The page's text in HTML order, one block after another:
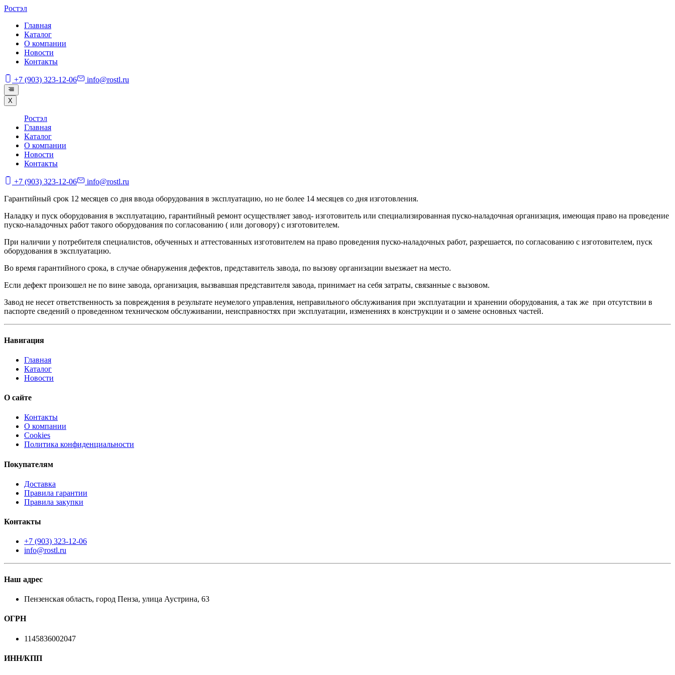
Ростэл
Главная
Каталог
О компании
Новости
Контакты
+7 (903) 323-12-06 info@rostl.ru
X
Ростэл
Главная
Каталог
О компании
Новости
Контакты
+7 (903) 323-12-06
info@rostl.ru
Гарантийный срок 12 месяцев со дня ввода оборудования в эксплуатацию, но не более 14 месяцев со дня изготовления.
Наладку и пуск оборудования в эксплуатацию, гарантийный ремонт осуществляет завод- изготовитель или специализированная пуско-наладочная организация, имеющая право на проведение
пуско-наладочных работ такого оборудования по согласованию ( или договору) с изготовителем.
При наличии у потребителя специалистов, обученных и аттестованных изготовителем на право проведения пуско-наладочных работ, разрешается, по согласованию с изготовителем, пуск
оборудования в эксплуатацию.
Во время гарантийного срока, в случае обнаружения дефектов, представитель завода, по вызову организации выезжает на место.
Если дефект произошел не по вине завода, организация, вызвавшая представителя завода, принимает на себя затраты, связанные с вызовом.
Завод не несет ответственность за повреждения в результате неумелого управления, неправильного обслуживания при эксплуатации и хранении оборудования, а так же при отсутствии в
паспорте сведений о проведенном техническом обслуживании, неисправностях при эксплуатации, изменениях в конструкции и о замене основных частей.
Навигация
Главная
Каталог
Новости
О сайте
Контакты
О компании
Cookies
Политика конфиденциальности
Покупателям
Доставка
Правила гарантии
Правила закупки
Контакты
+7 (903) 323-12-06
info@rostl.ru
Наш адрес
Пензенская область, город Пенза, улица Аустрина, 63
ОГРН
1145836002047
ИНН/КПП